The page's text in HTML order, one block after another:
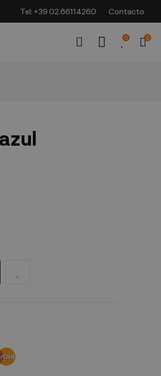
Tel: +39 02.66114260 Contacto
0 0